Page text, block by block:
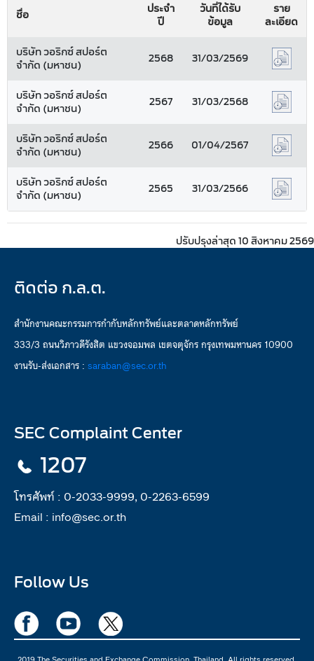
ชื่อ
ประจำ
ปี
วันที่ได้รับ
ข้อมูล
ราย
ละเอียด
บริษัท วอริกซ์ สปอร์ต
จำกัด (มหาชน)
2568 31/03/2569
บริษัท วอริกซ์ สปอร์ต
จำกัด (มหาชน)
2567 31/03/2568
บริษัท วอริกซ์ สปอร์ต
จำกัด (มหาชน)
2566 01/04/2567
บริษัท วอริกซ์ สปอร์ต
จำกัด (มหาชน)
2565 31/03/2566
ปรับปรุงล่าสุด 10 สิงหาคม 2569
ติดต่อ ก.ล.ต.
สำนักงานคณะกรรมการกำกับหลักทรัพย์และตลาดหลักทรัพย์
333/3 ถนนวิภาวดีรังสิต แขวงจอมพล เขตจตุจักร กรุงเทพมหานคร 10900
งานรับ-ส่งเอกสาร : saraban@sec.or.th
SEC Complaint Center
1207
โทรศัพท์ : 0-2033-9999, 0-2263-6599
Email : info@sec.or.th
Follow Us